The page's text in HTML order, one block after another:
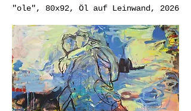
"ole", 80x92, Öl auf Leinwand, 2026